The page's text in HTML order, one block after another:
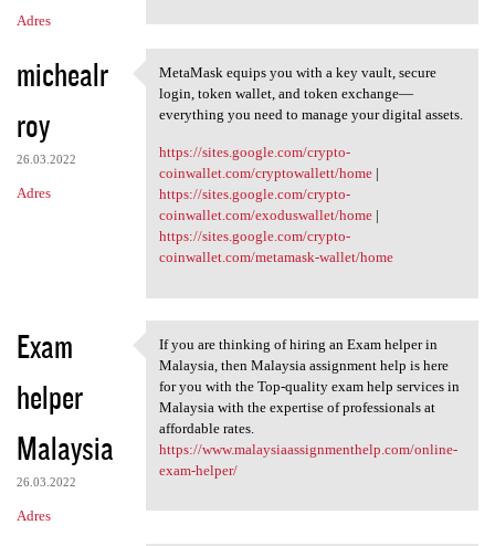
Adres
michealr
roy
26.03.2022
Adres
MetaMask equips you with a
MetaMask equips you with a key vault, secure
login, token wallet, and token exchange—
everything you need to manage your digital assets.
https://sites.google.com/crypto-
coinwallet.com/cryptowallett/home|
https://sites.google.com/crypto-
coinwallet.com/exoduswallet/home|
https://sites.google.com/crypto-
coinwallet.com/metamask-wallet/home
Exam
helper
Malaysia
26.03.2022
Adres
If you are thinking of hiring
If you are thinking of hiring an Exam helper in
Malaysia, then Malaysia assignment help is here
for you with the Top-quality exam help services in
Malaysia with the expertise of professionals at
affordable rates.
https://www.malaysiaassignmenthelp.com/online-
exam-helper/